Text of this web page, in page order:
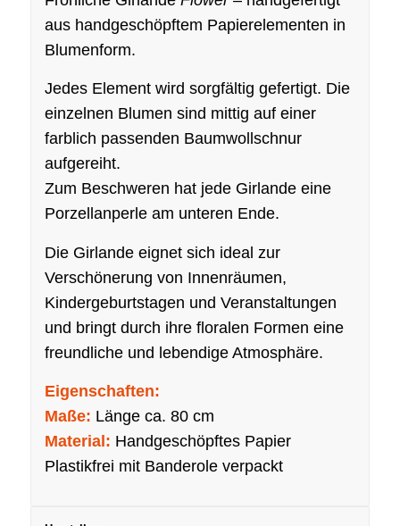
aus handgeschöpftem Papierelementen in
Blumenform.
Jedes Element wird sorgfältig gefertigt. Die
einzelnen Blumen sind mittig auf einer
farblich passenden Baumwollschnur
aufgereiht.
Zum Beschweren hat jede Girlande eine
Porzellanperle am unteren Ende.
Die Girlande eignet sich ideal zur
Verschönerung von Innenräumen,
Kindergeburtstagen und Veranstaltungen
und bringt durch ihre floralen Formen eine
freundliche und lebendige Atmosphäre.
Eigenschaften:
Maße: Länge ca. 80 cm
Material: Handgeschöpftes Papier
Plastikfrei mit Banderole verpackt